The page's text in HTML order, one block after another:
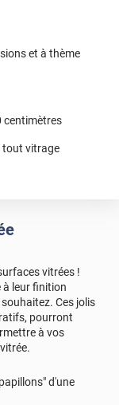
et à thème
centimètres
tout vitrage
vitrées !
à leur finition
Ces jolis
pourront
à vos
d'une